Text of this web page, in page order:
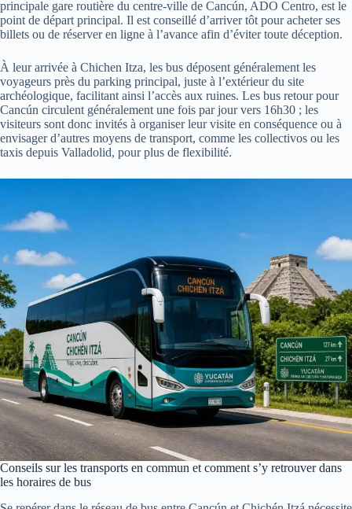
principale gare routière du centre-ville de Cancún, ADO Centro, est le
point de départ principal. Il est conseillé d’arriver tôt pour acheter ses
billets ou de réserver en ligne à l’avance afin d’éviter toute déception.
À leur arrivée à Chichen Itza, les bus déposent généralement les
voyageurs près du parking principal, juste à l’extérieur du site
archéologique, facilitant ainsi l’accès aux ruines. Les bus retour pour
Cancún circulent généralement une fois par jour vers 16h30 ; les
visiteurs sont donc invités à organiser leur visite en conséquence ou à
envisager d’autres moyens de transport, comme les collectivos ou les
taxis depuis Valladolid, pour plus de flexibilité.
Conseils sur les transports en commun et comment s’y retrouver dans
les horaires de bus